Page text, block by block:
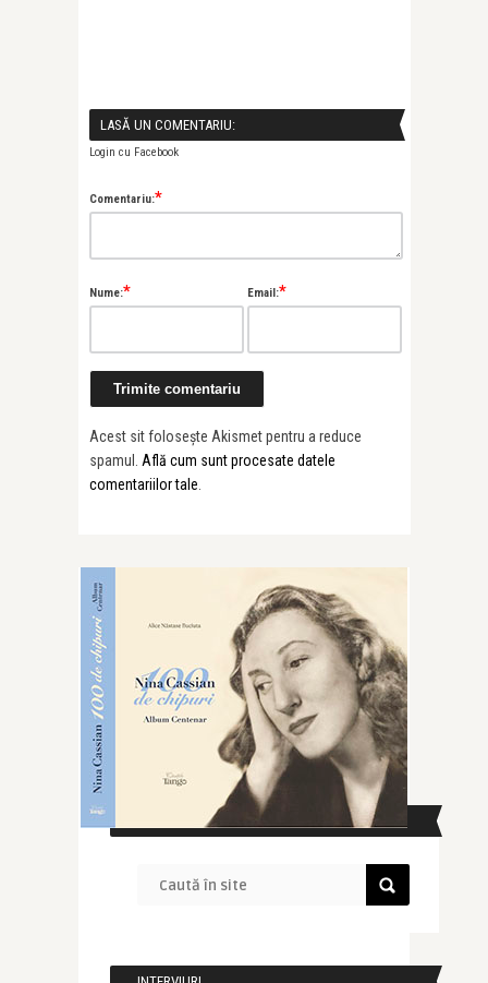
LASĂ UN COMENTARIU:
Login cu Facebook
Comentariu:*
Nume:* Email:*
Acest sit folosește Akismet pentru a reduce
spamul. Află cum sunt procesate datele
comentariilor tale
CAUTĂ ÎN SITE